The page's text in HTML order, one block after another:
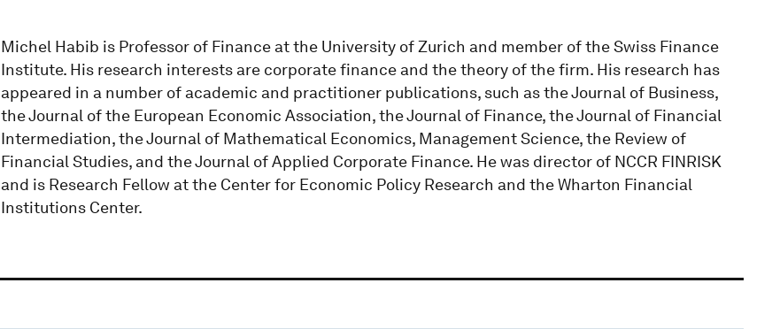
Michel Habib is Professor of Finance at the University of Zurich and member of the Swiss Finance
Institute. His research interests are corporate finance and the theory of the firm. His research has
appeared in a number of academic and practitioner publications, such as the Journal of Business,
the Journal of the European Economic Association, the Journal of Finance, the Journal of Financial
Intermediation, the Journal of Mathematical Economics, Management Science, the Review of
Financial Studies, and the Journal of Applied Corporate Finance. He was director of NCCR FINRISK
and is Research Fellow at the Center for Economic Policy Research and the Wharton Financial
Institutions Center.